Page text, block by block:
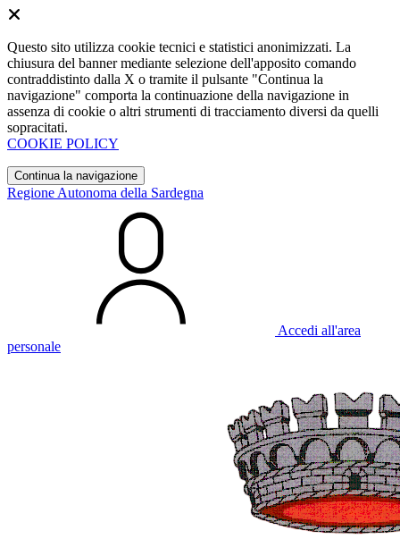
Questo sito utilizza cookie tecnici e statistici anonimizzati. La
chiusura del banner mediante selezione dell'apposito comando
contraddistinto dalla X o tramite il pulsante "Continua la
navigazione" comporta la continuazione della navigazione in
assenza di cookie o altri strumenti di tracciamento diversi da quelli
sopracitati.
COOKIE POLICY
Continua la navigazione
Regione Autonoma della Sardegna
Accedi all'area
personale